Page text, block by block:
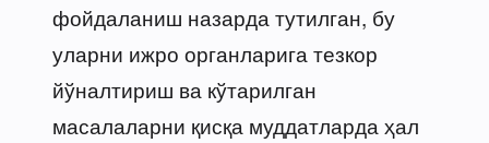
фойдаланиш назарда тутилган, бу
уларни ижро органларига тезкор
йўналтириш ва кўтарилган
масалаларни қисқа муддатларда ҳал